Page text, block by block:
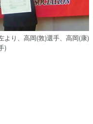
より、高岡(敦)選手、高岡(康)
)